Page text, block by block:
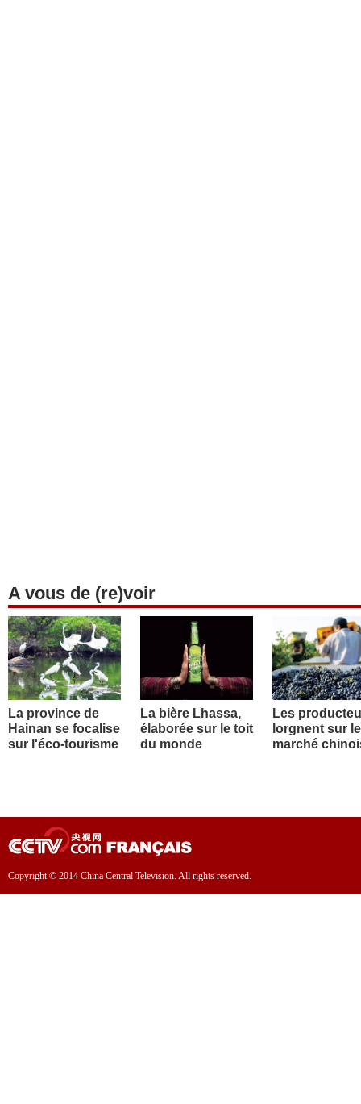
A vous de (re)voir
La province de
Hainan se focalise
sur l'éco-tourisme
La bière Lhassa,
élaborée sur le toit
du monde
Les
lorgnent sur le
marché
Copyright © 2014 China Central Television. All rights reserved.